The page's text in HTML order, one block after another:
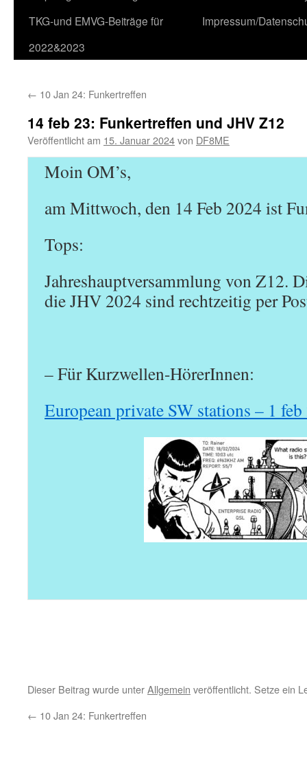
TKG-und EMVG-Beiträge für
2022&2023
Impressum/
← 10 Jan 24: Funkertreffen
14 feb 23: Funkertreffen und JHV Z12
Veröffentlicht am 15. Januar 2024von DF8ME
Moin OM’s,
am Mittwoch, den 14 Feb 2024 ist
Tops:
Jahreshauptversammlung von Z12.
die JHV 2024 sind rechtzeitig per
– Für Kurzwellen-HörerInnen:
European private SW stations – 1
Dieser Beitrag wurde unterAllgemein veröffentlicht. Setze ein
← 10 Jan 24: Funkertreffen